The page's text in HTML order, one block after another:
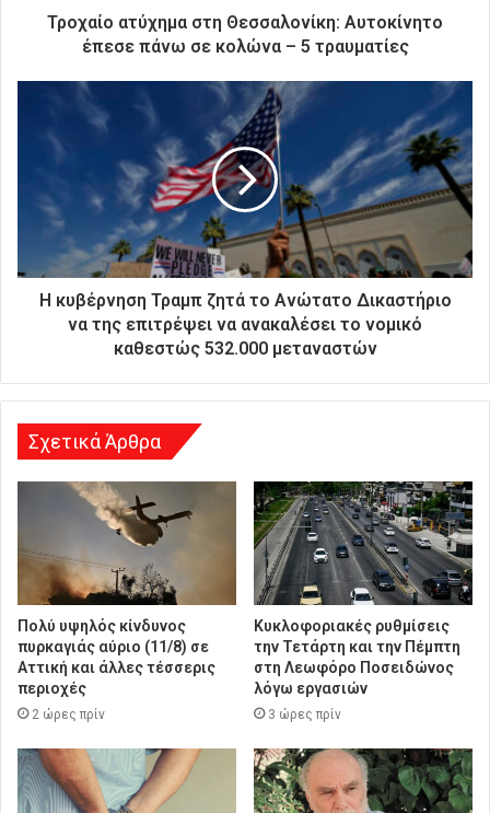
ε
σ
Τροχαίο ατύχημα στη Θεσσαλονίκη: Αυτοκίνητο
έπεσε πάνω σε κολώνα – 5 τραυματίες
Η κυβέρνηση Τραμπ ζητά το Ανώτατο Δικαστήριο
να της επιτρέψει να ανακαλέσει το νομικό
καθεστώς 532.000 μεταναστών
Σχετικά Άρθρα
Πολύ υψηλός κίνδυνος
πυρκαγιάς αύριο (11/8) σε
Αττική και άλλες τέσσερις
περιοχές
2 ώρες πρίν
Κυκλοφοριακές ρυθμίσεις
την Τετάρτη και την Πέμπτη
στη Λεωφόρο Ποσειδώνος
λόγω εργασιών
3 ώρες πρίν